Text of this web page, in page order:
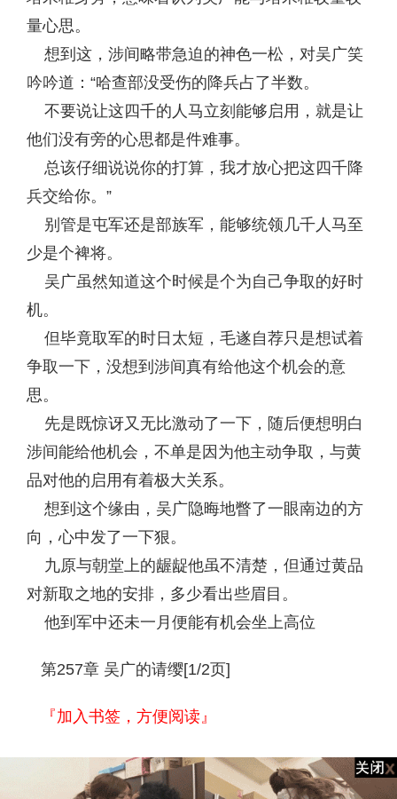
量心思。
想到这，涉间略带急迫的神色一松，对吴广笑
吟吟道：“哈查部没受伤的降兵占了半数。
不要说让这四千的人马立刻能够启用，就是让
他们没有旁的心思都是件难事。
总该仔细说说你的打算，我才放心把这四千降
兵交给你。”
别管是屯军还是部族军，能够统领几千人马至
少是个裨将。
吴广虽然知道这个时候是个为自己争取的好时
机。
但毕竟取军的时日太短，毛遂自荐只是想试着
争取一下，没想到涉间真有给他这个机会的意
思。
先是既惊讶又无比激动了一下，随后便想明白
涉间能给他机会，不单是因为他主动争取，与黄
品对他的启用有着极大关系。
想到这个缘由，吴广隐晦地瞥了一眼南边的方
向，心中发了一下狠。
九原与朝堂上的龌龊他虽不清楚，但通过黄品
对新取之地的安排，多少看出些眉目。
他到军中还未一月便能有机会坐上高位
第257章 吴广的请缨[1/2页]
『加入书签，方便阅读』